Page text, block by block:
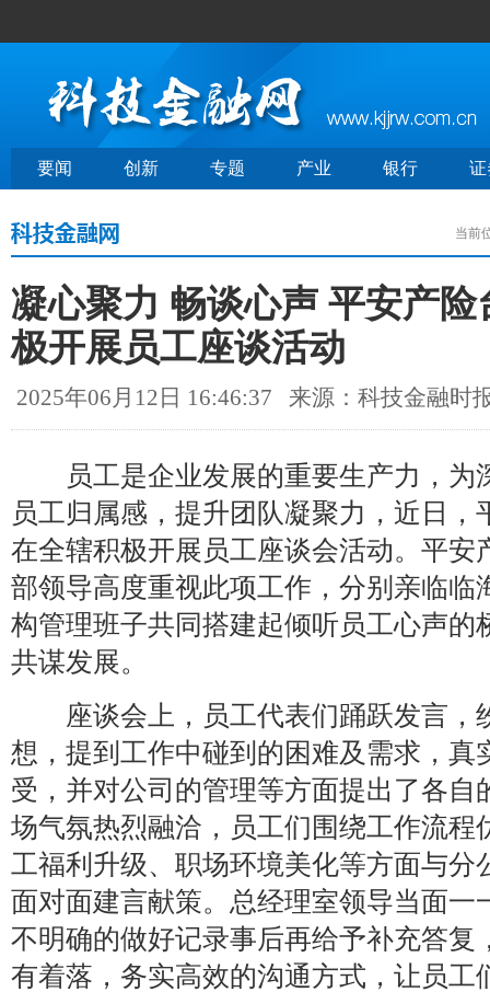
要闻 创新 专题 产业 银行 证
当前
凝心聚力 畅谈心声 平安产
极开展员工座谈活动
2025年06月12日 16:46:37 来源：科技金融时
员工是企业发展的重要生产力，为
员工归属感，提升团队凝聚力，近日
在全辖积极开展员工座谈会活动。平安
部领导高度重视此项工作，分别亲临临
构管理班子共同搭建起倾听员工心声的
共谋发展。
座谈会上，员工代表们踊跃发言，
想，提到工作中碰到的困难及需求，真
受，并对公司的管理等方面提出了各自
场气氛热烈融洽，员工们围绕工作流程
工福利升级、职场环境美化等方面与分
面对面建言献策。总经理室领导当面一
不明确的做好记录事后再给予补充答复
有着落，务实高效的沟通方式，让员工